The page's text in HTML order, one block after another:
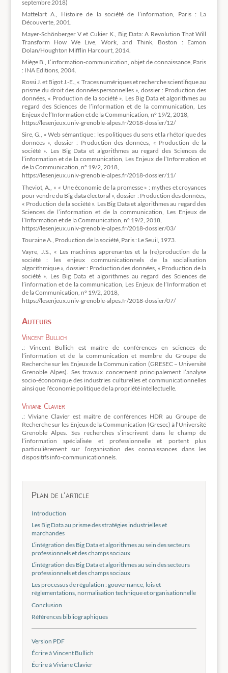
septembre 2018)
Mattelart A., Histoire de la société de l’information, Paris : La
Découverte, 2001.
Mayer-Schönberger V et Cukier K., Big Data: A Revolution That Will
Transform How We Live, Work, and Think, Boston : Eamon
Dolan/Houghton Mifflin Harcourt, 2014.
Miège B., L’information-communication, objet de connaissance, Paris
: INA Editions, 2004.
Rossi J. et Bigot J.-E., « Traces numériques et recherche scientifique au
prisme du droit des données personnelles », dossier : Production des
données, « Production de la société ». Les Big Data et algorithmes au
regard des Sciences de l’information et de la communication, Les
Enjeux de l’Information et de la Communication, n° 19/2, 2018,
https://lesenjeux.univ-grenoble-alpes.fr/2018-dossier/12/
Sire, G., « Web sémantique : les politiques du sens et la rhétorique des
données », dossier : Production des données, « Production de la
société ». Les Big Data et algorithmes au regard des Sciences de
l’information et de la communication, Les Enjeux de l’Information et
de la Communication, n° 19/2, 2018,
https://lesenjeux.univ-grenoble-alpes.fr/2018-dossier/11/
Theviot, A., « « Une économie de la promesse » : mythes et croyances
pour vendre du Big data électoral », dossier : Production des données,
« Production de la société ». Les Big Data et algorithmes au regard des
Sciences de l’information et de la communication, Les Enjeux de
l’Information et de la Communication, n° 19/2, 2018,
https://lesenjeux.univ-grenoble-alpes.fr/2018-dossier/03/
Touraine A., Production de la société, Paris : Le Seuil, 1973.
Vayre, J.S., « Les machines apprenantes et la (re)production de la
société : les enjeux communicationnels de la socialisation
algorithmique », dossier : Production des données, « Production de la
société ». Les Big Data et algorithmes au regard des Sciences de
l’information et de la communication, Les Enjeux de l’Information et
de la Communication, n° 19/2, 2018,
https://lesenjeux.univ-grenoble-alpes.fr/2018-dossier/07/
Auteurs
Vincent Bullich
.: Vincent Bullich est maître de conférences en sciences de
l’information et de la communication et membre du Groupe de
Recherche sur les Enjeux de la Communication (GRESEC – Université
Grenoble Alpes). Ses travaux concernent principalement l’analyse
socio-économique des industries culturelles et communicationnelles
ainsi que l’économie politique de la propriété intellectuelle.
Viviane Clavier
.: Viviane Clavier est maître de conférences HDR au Groupe de
Recherche sur les Enjeux de la Communication (Gresec) à l’Université
Grenoble Alpes. Ses recherches s’inscrivent dans le champ de
l’information spécialisée et professionnelle et portent plus
particulièrement sur l’organisation des connaissances dans les
dispositifs info-communicationnels.
Plan de l’article
Introduction
Les Big Data au prisme des stratégies industrielles et
marchandes
L’intégration des Big Data et algorithmes au sein des secteurs
professionnels et des champs sociaux
L’intégration des Big Data et algorithmes au sein des secteurs
professionnels et des champs sociaux
Les processus de régulation : gouvernance, lois et
réglementations, normalisation technique et organisationnelle
Conclusion
Références bibliographiques
Version PDF
Écrire à Vincent Bullich
Écrire à Viviane Clavier